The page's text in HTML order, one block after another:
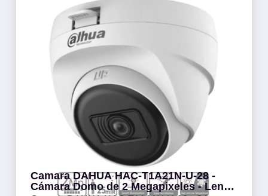
Camara DAHUA HAC-T1A21N-U-28 -
Cámara Domo de 2 Megapixeles - Lente